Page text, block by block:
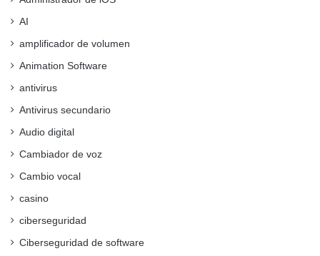
AI
amplificador de volumen
Animation Software
antivirus
Antivirus secundario
Audio digital
Cambiador de voz
Cambio vocal
casino
ciberseguridad
Ciberseguridad de software